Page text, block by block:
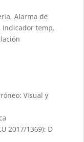
Alarma de
temp.
Visual y
2017/1369): D